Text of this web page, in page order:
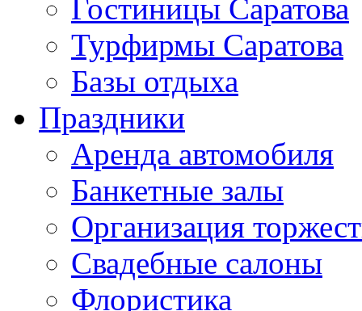
Гостиницы Саратова
Турфирмы Саратова
Базы отдыха
Праздники
Аренда автомобиля
Банкетные залы
Организация
Свадебные салоны
Флористика